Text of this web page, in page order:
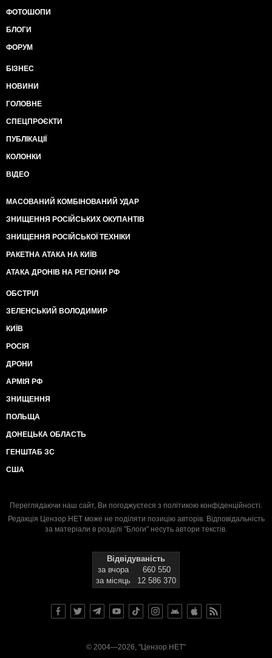
ФОТОШОПИ
БЛОГИ
ФОРУМ
БІЗНЕС
НОВИНИ
ГОЛОВНЕ
СПЕЦПРОЄКТИ
ПУБЛІКАЦІЇ
КОЛОНКИ
ВІДЕО
МАСОВАНИЙ КОМБІНОВАНИЙ УДАР
ЗНИЩЕННЯ РОСІЙСЬКИХ ОКУПАНТІВ
ЗНИЩЕННЯ РОСІЙСЬКОЇ ТЕХНІКИ
РАКЕТНА АТАКА НА КИЇВ
АТАКА ДРОНІВ НА РЕГІОНИ РФ
ОБСТРІЛ
ЗЕЛЕНСЬКИЙ ВОЛОДИМИР
КИЇВ
РОСІЯ
ДРОНИ
АРМІЯ РФ
ЗНИЩЕННЯ
ПОЛЬЩА
ДОНЕЦЬКА ОБЛАСТЬ
ГЕНШТАБ ЗС
США
Переглядаючи наш сайт, Ви погоджуєтеся з політикою конфіденційності.
Редакція Цензор.НЕТ може не поділяти позицію авторів. Відповідальність
за матеріали в розділі "Блоги" несуть автори текстів.
Відвідуваність
за вчора
660 550
за місяць
12 586 370
© 2004—2026, "Цензор.НЕТ"